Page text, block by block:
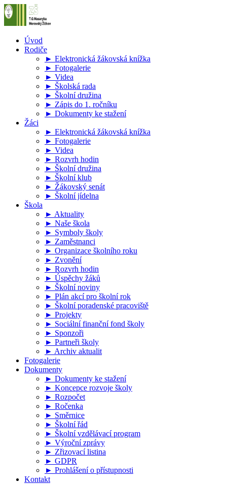
Úvod
Rodiče
► Elektronická žákovská knížka
► Fotogalerie
► Videa
► Školská rada
► Školní družina
► Zápis do 1. ročníku
► Dokumenty ke stažení
Žáci
► Elektronická žákovská knížka
► Fotogalerie
► Videa
► Rozvrh hodin
► Školní družina
► Školní klub
► Žákovský senát
► Školní jídelna
Škola
► Aktuality
► Naše škola
► Symboly školy
► Zaměstnanci
► Organizace školního roku
► Zvonění
► Rozvrh hodin
► Úspěchy žáků
► Školní noviny
► Plán akcí pro školní rok
► Školní poradenské pracoviště
► Projekty
► Sociální finanční fond školy
► Sponzoři
► Partneři školy
► Archiv aktualit
Fotogalerie
Dokumenty
► Dokumenty ke stažení
► Koncepce rozvoje školy
► Rozpočet
► Ročenka
► Směrnice
► Školní řád
► Školní vzdělávací program
► Výroční zprávy
► Zřizovací listina
► GDPR
► Prohlášení o přístupnosti
Kontakt